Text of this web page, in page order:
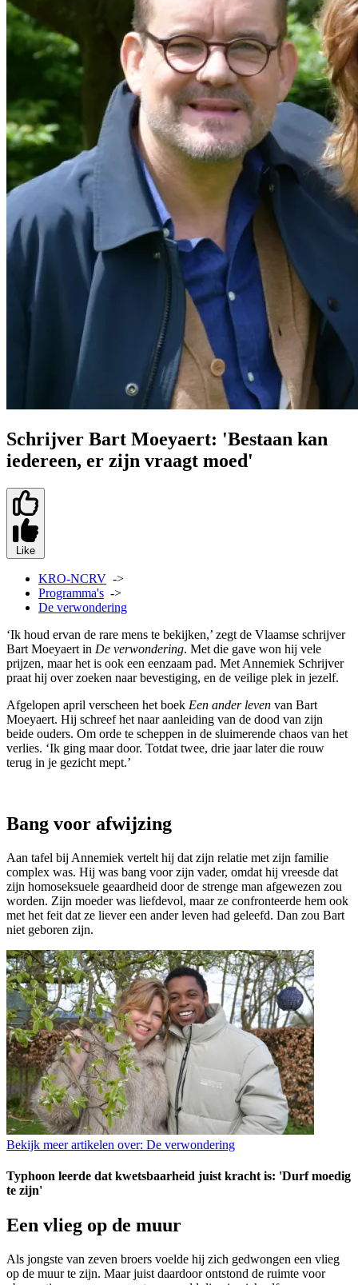
Schrijver Bart Moeyaert: 'Bestaan kan
iedereen, er zijn vraagt moed'
Like
KRO-NCRV ->
Programma's ->
De verwondering
‘Ik houd ervan de rare mens te bekijken,’ zegt de Vlaamse schrijver
Bart Moeyaert in De verwondering. Met die gave won hij vele
prijzen, maar het is ook een eenzaam pad. Met Annemiek Schrijver
praat hij over zoeken naar bevestiging, en de veilige plek in jezelf.
Afgelopen april verscheen het boek Een ander leven van Bart
Moeyaert. Hij schreef het naar aanleiding van de dood van zijn
beide ouders. Om orde te scheppen in de sluimerende chaos van het
verlies. ‘Ik ging maar door. Totdat twee, drie jaar later die rouw
terug in je gezicht mept.’
Bang voor afwijzing
Aan tafel bij Annemiek vertelt hij dat zijn relatie met zijn familie
complex was. Hij was bang voor zijn vader, omdat hij vreesde dat
zijn homoseksuele geaardheid door de strenge man afgewezen zou
worden. Zijn moeder was liefdevol, maar ze confronteerde hem ook
met het feit dat ze liever een ander leven had geleefd. Dan zou Bart
niet geboren zijn.
Bekijk meer artikelen over: De verwondering
Typhoon leerde dat kwetsbaarheid juist kracht is: 'Durf moedig
te zijn'
Een vlieg op de muur
Als jongste van zeven broers voelde hij zich gedwongen een vlieg
op de muur te zijn. Maar juist daardoor ontstond de ruimte voor